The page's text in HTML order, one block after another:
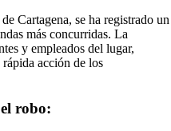
Cartagena, se ha registrado un
más concurridas. La
y empleados del lugar,
acción de los
robo: